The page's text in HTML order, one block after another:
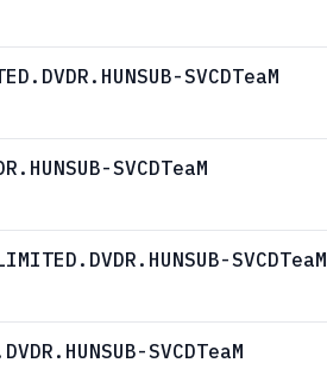
SVCDTeaM
SVCDTeaM
SVCDTeaM
SVCDTeaM